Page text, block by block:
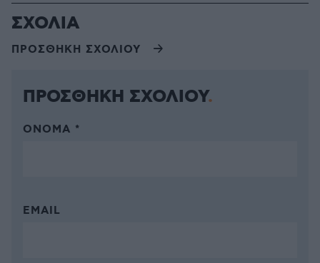
ΣΧΟΛΙΑ
ΠΡΟΣΘΗΚΗ ΣΧΟΛΙΟΥ
ΠΡΟΣΘΗΚΗ ΣΧΟΛΙΟΥ
ΌΝΟΜΑ *
EMAIL